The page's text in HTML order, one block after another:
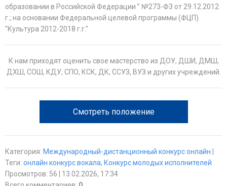
образовании в Российской Федерации ” №273-Ф3 от 29.12.2012
г.; на основании Федеральной целевой программы (ФЦП)
"Культура 2012-2018 г.г."
К нам приходят оценить свое мастерство из ДОУ, ДШИ, ДМШ,
ДХШ, СОШ, КДУ, СПО, КСК, ДК, ССУЗ, ВУЗ и других учреждений.
Смотреть положение
Категория: Международный-дистанционный конкурс онлайн
Теги: онлайн конкурс вокала, Конкурс молодых исполнителей
Просмотров: 56 | 13.02.2026, 17:34